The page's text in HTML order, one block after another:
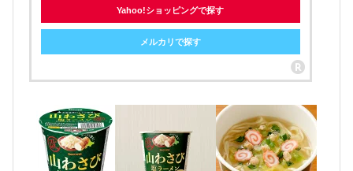
Yahoo!ショッピングで探す
メルカリで探す